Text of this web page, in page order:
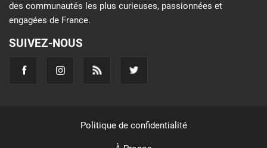
des communautés les plus curieuses, passionnées et
engagées de France.
SUIVEZ-NOUS
Politique de confidentialité